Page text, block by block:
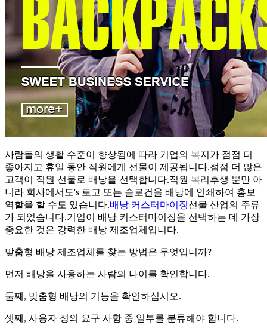
사람들의 생활 수준이 향상됨에 따라 기업의 복지가 점점 더
좋아지고 휴일 동안 직원에게 선물이 제공됩니다.점점 더 많은
고객이 직원 선물로 배낭을 선택합니다.직원 복리후생 뿐만 아
니라 회사에서도's 로고 또는 슬로건을 배낭에 인쇄하여 홍보
역할을 할 수도 있습니다.배낭 커스터마이징선물 산업의 주류
가 되었습니다.기업이 배낭 커스터마이징을 선택하는 데 가장
중요한 것은 강력한 배낭 제조업체입니다.
맞춤형 배낭 제조업체를 찾는 방법은 무엇입니까?
먼저 배낭을 사용하는 사람의 나이를 확인합니다.
둘째, 맞춤형 배낭의 기능을 확인하십시오.
셋째, 사용자 정의 요구 사항 중 일부를 분류해야 합니다.